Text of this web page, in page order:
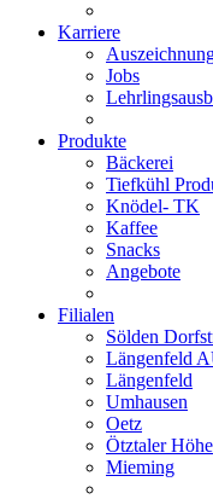
Karriere
Jobs
Produkte
Bäckerei
Tiefkühl
Knödel- TK
Kaffee
Snacks
Angebote
Filialen
Sölden
Längenfeld
Längenfeld
Umhausen
Oetz
Ötztaler Höhe
Mieming